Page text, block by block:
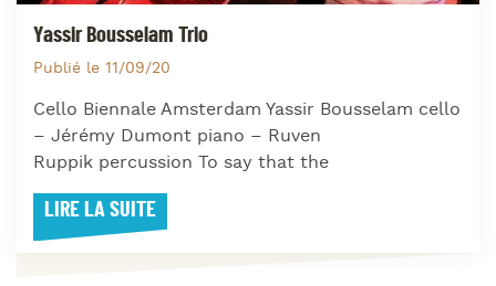
Yassir Bousselam Trio
Publié le 11/09/20
Cello Biennale Amsterdam Yassir Bousselam cello
– Jérémy Dumont piano – Ruven
Ruppik percussion To say that the
LIRE LA SUITE